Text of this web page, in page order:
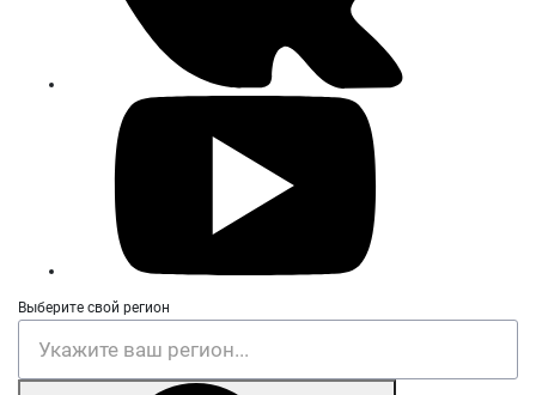
Выберите свой регион